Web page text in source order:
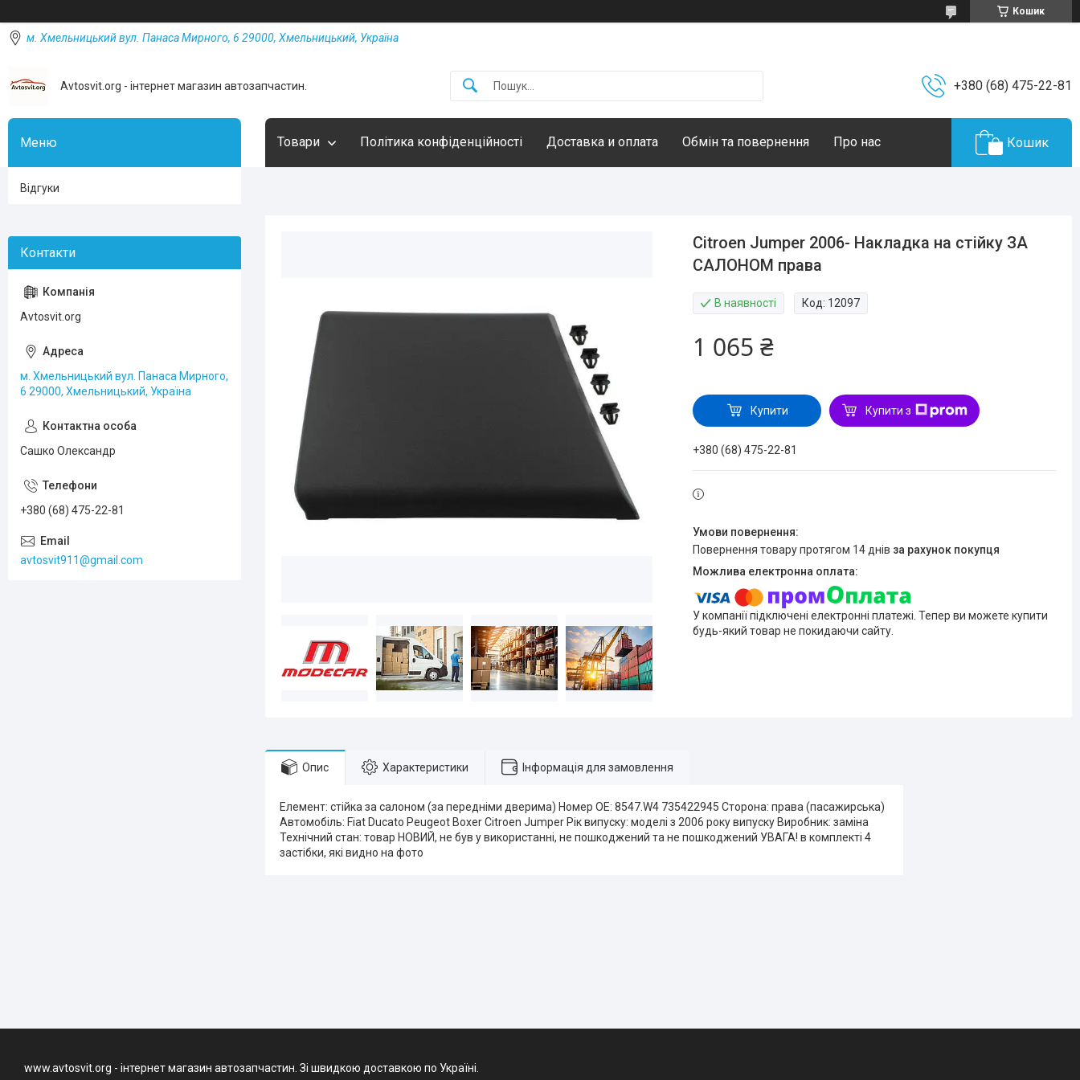
Кошик
м. Хмельницький вул. Панаса Мирного, 6 29000, Хмельницький, Україна
Avtosvit.org - інтернет магазин автозапчастин. +380 (68) 475-22-81
Товари Політика конфіденційності Доставка и оплата Обмін та повернення Про нас Кошик
Citroen Jumper 2006- Накладка на стійку ЗА
САЛОНОМ права
В наявності Код: 12097
1 065 ₴
Купити Купити з
+380 (68) 475-22-81
повернення товару протягом 14 днів за рахунок покупця
У компанії підключені електронні платежі. Тепер ви можете купити
будь-який товар не покидаючи сайту.
Опис Характеристики Інформація для замовлення
Елемент: стійка за салоном (за передніми дверима) Номер OE: 8547.W4 735422945 Сторона: права (пасажирська)
Автомобіль: Fiat Ducato Peugeot Boxer Citroen Jumper Рік випуску: моделі з 2006 року випуску Виробник: заміна
Технічний стан: товар НОВИЙ, не був у використанні, не пошкоджений та не пошкоджений УВАГА! в комплекті 4
застібки, які видно на фото
Відгуки
Avtosvit.org
м. Хмельницький вул. Панаса Мирного,
6 29000, Хмельницький, Україна
Сашко Олександр
+380 (68) 475-22-81
avtosvit911@gmail.com
www.avtosvit.org - інтернет магазин автозапчастин. Зі швидкою доставкою по Україні.